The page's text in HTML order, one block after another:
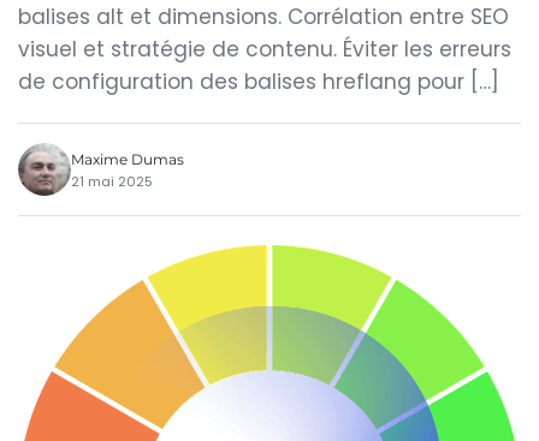
balises alt et dimensions. Corrélation entre SEO
visuel et stratégie de contenu. Éviter les erreurs
de configuration des balises hreflang pour […]
Maxime Dumas
21 mai 2025